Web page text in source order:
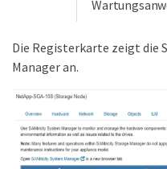
Die Registerkarte zeigt die
Manager an.